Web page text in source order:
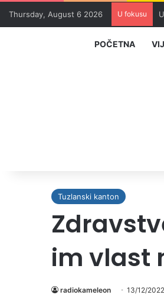
Thursday, August 6 2026 U fokusu
POČETNA
Tuzlanski kanton
im vlast
radiokameleon 13/12/2022